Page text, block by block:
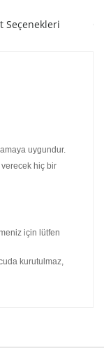
Seçenekleri
uygundur.
hiç bir
için lütfen
kurutulmaz,